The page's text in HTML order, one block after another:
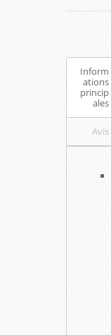
Inform
ations
princip
ales
Avis